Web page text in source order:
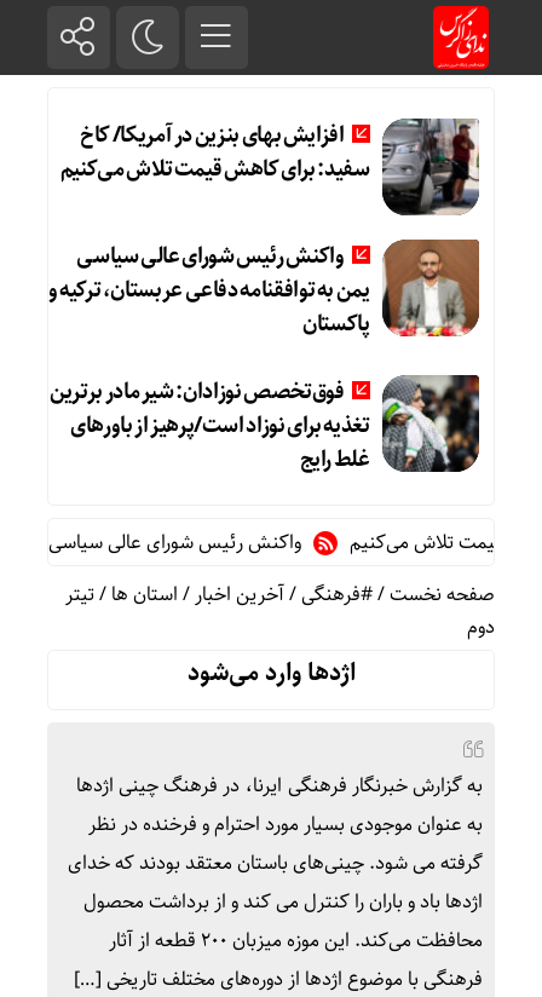
افزایش بهای بنزین در آمریکا/ کاخ
سفید: برای کاهش قیمت تلاش می‌کنیم
واکنش رئیس شورای عالی سیاسی
یمن به توافقنامه دفاعی عربستان، ترکیه و
پاکستان
فوق‌تخصص نوزادان: شیر مادر برترین
تغذیه برای نوزاد است/پرهیز از باورهای
غلط رایج
تلاش می‌کنیم
واکنش رئیس شورای عالی سیاسی یمن به
صفحه نخست/#فرهنگی/آخرین اخبار/استان ها/تیتر
دوم
اژدها وارد می‌شود
به گزارش خبرنگار فرهنگی ایرنا، در فرهنگ چینی اژدها
به عنوان موجودی بسیار مورد احترام و فرخنده در نظر
گرفته می شود. چینی‌های باستان معتقد بودند که خدای
اژدها باد و باران را کنترل می‌‍ کند و از برداشت محصول
محافظت می‌کند. این موزه میزبان ۲۰۰ قطعه از آثار
فرهنگی با موضوع اژدها از دوره‌های مختلف تاریخی […]